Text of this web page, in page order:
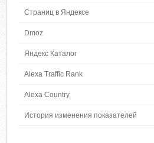
Страниц в Яндексе
Dmoz
Яндекс Каталог
Alexa Traffic Rank
Alexa Country
История изменения показателей